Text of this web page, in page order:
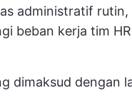
administratif rutin,
beban kerja tim
dimaksud dengan